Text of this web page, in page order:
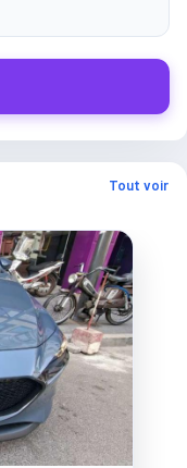
Tout voir